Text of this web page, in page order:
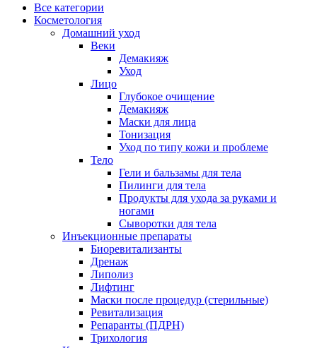
Все категории
Косметология
Домашний уход
Веки
Демакияж
Уход
Лицо
Глубокое очищение
Демакияж
Маски для лица
Тонизация
Уход по типу кожи и проблеме
Тело
Гели и бальзамы для тела
Пилинги для тела
Продукты для ухода за руками и
ногами
Сыворотки для тела
Инъекционные препараты
Биоревитализанты
Дренаж
Липолиз
Лифтинг
Маски после процедур (стерильные)
Ревитализация
Репаранты (ПДРН)
Трихология